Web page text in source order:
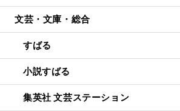
文芸・文庫・総合
すばる
小説すばる
集英社 文芸ステーション